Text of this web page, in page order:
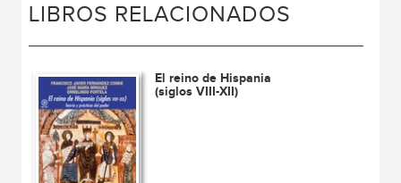
LIBROS RELACIONADOS
El reino de Hispania
(siglos VIII-XII)